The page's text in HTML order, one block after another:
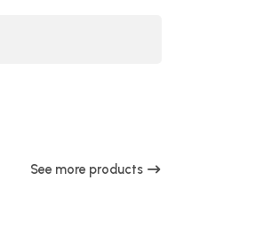
See more products